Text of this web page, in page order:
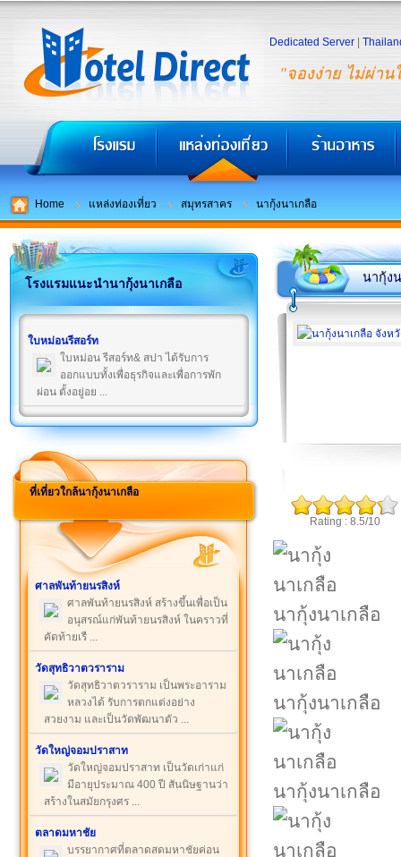
"จองง่าย ไม่ผ่าน
Dedicated Server
Home แหล่งท่องเที่ยว สมุทรสาคร นากุ้งนาเกลือ
โรงแรมแนะนำนากุ้งนาเกลือ
ใบหม่อนรีสอร์ท
ใบหม่อน รีสอร์ท& สปา ได้รับการ
ออกแบบทั้งเพื่อธุรกิจและเพื่อการพัก
ผ่อน ตั้งอยู่อย ...
ที่เที่ยวใกล้นากุ้งนาเกลือ
ศาลพันท้ายนรสิงห์
ศาลพันท้ายนรสิงห์ สร้างขึ้นเพื่อเป็น
อนุสรณ์แก่พันท้ายนรสิงห์ ในคราวที่
คัดท้ายเรื ...
วัดสุทธิวาตวราราม
วัดสุทธิวาตวราราม เป็นพระอาราม
หลวงได้ รับการตกแต่งอย่าง
สวยงาม และเป็นวัดพัฒนาตัว ...
วัดใหญ่จอมปราสาท
วัดใหญ่จอมปราสาท เป็นวัดเก่าแก่
มีอายุประมาณ 400 ปี สันนิษฐานว่า
สร้างในสมัยกรุงศร ...
ตลาดมหาชัย
บรรยากาศที่ตลาดสดมหาชัยค่อน
นากุ้ง
Rating : 8.5/10
นากุ้งนาเกลือ
นากุ้งนาเกลือ
นากุ้งนาเกลือ